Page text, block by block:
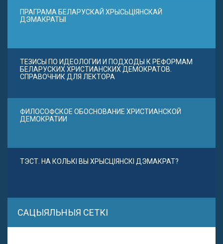
ПРАГРАМА БЕЛАРУСКАЙ ХРЫСЬЦІЯНСКАЙ
ДЭМАКРАТЫІ
ТЕЗИСЫ ПО ИДЕОЛОГИИ И ПОДХОДЫ К РЕФОРМАМ
БЕЛАРУСКИХ ХРИСТИАНСКИХ ДЕМОКРАТОВ.
СПРАВОЧНИК ДЛЯ ЛЕКТОРА
ФИЛОСОФСКОЕ ОБОСНОВАНИЕ ХРИСТИАНСКОЙ
ДЕМОКРАТИИ
ТЭСТ. НА КОЛЬКІ ВЫ ХРЫСЦІЯНСКІ ДЭМАКРАТ?
САЦЫЯЛЬНЫЯ СЕТКІ